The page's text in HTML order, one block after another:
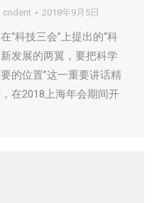
cndent 2018年9月5日
“科技三会”上提出的“科
发展的两翼，要把科学
的位置”这一重要讲话精
在2018上海年会期间开